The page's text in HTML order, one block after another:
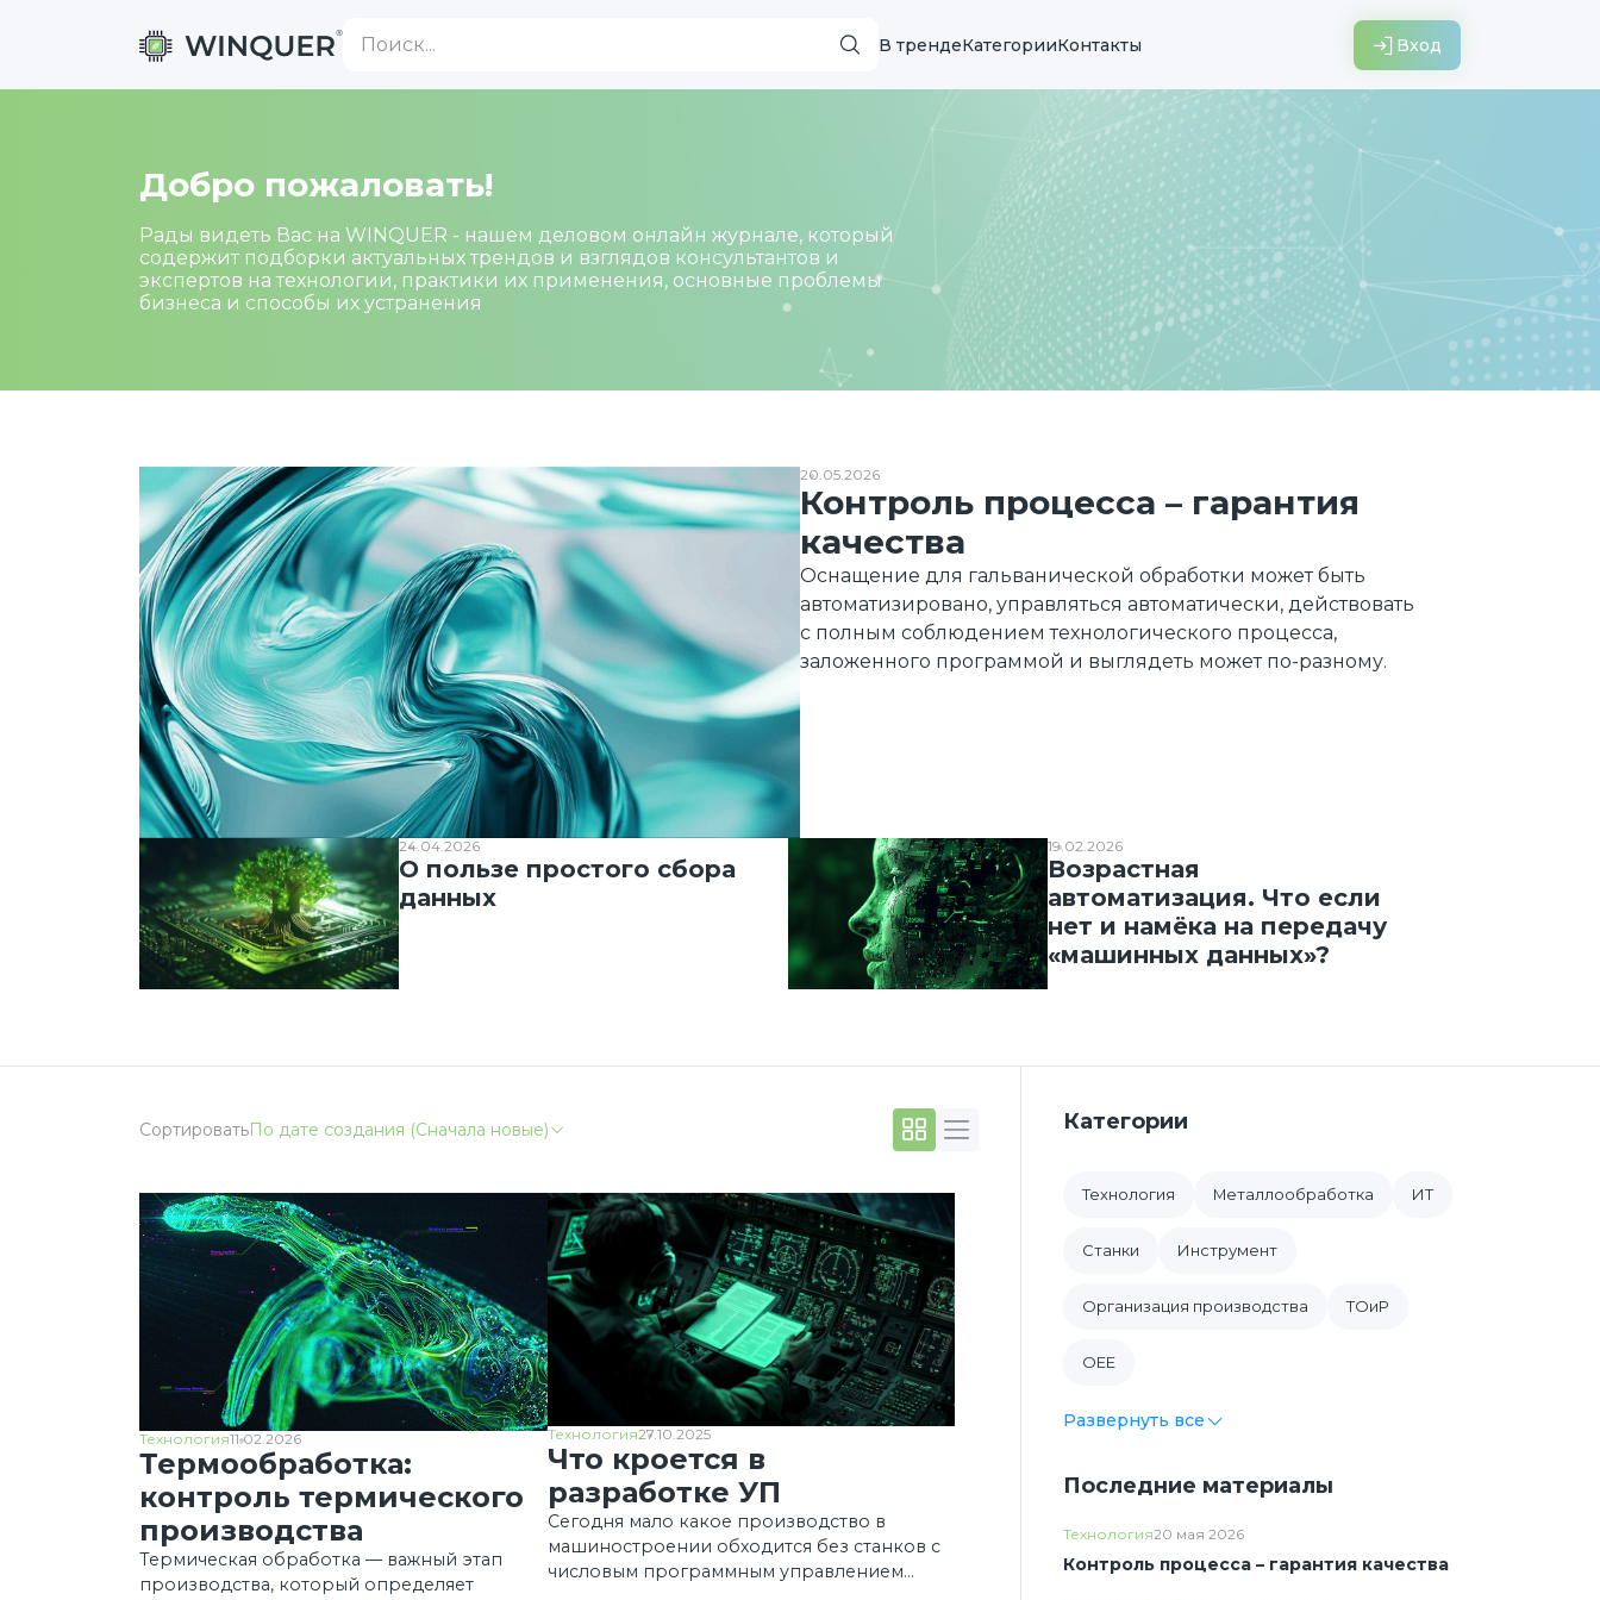
В трендеКатегорииКонтакты Вход
Добро пожаловать!
Рады видеть Вас на WINQUER - нашем деловом онлайн журнале, который
содержит подборки актуальных трендов и взглядов консультантов и
экспертов на технологии, практики их применения, основные проблемы
бизнеса и способы их устранения
20.05.2026
Контроль процесса – гарантия
качества
Оснащение для гальванической обработки может быть
автоматизировано, управляться автоматически, действовать
с полным соблюдением технологического процесса,
заложенного программой и выглядеть может по-разному.
24.04.2026
О пользе простого сбора
данных
19.02.2026
Возрастная
автоматизация. Что если
нет и намёка на передачу
«машинных данных»?
СортироватьПо дате создания (Сначала новые)
Технология11.02.2026
Термообработка:
контроль термического
производства
Термическая обработка — важный этап
производства, который определяет
Технология27.10.2025
Что кроется в
разработке УП
Сегодня мало какое производство в
машиностроении обходится без станков с
числовым программным управлением
Категории
Технология Металлообработка ИТ
Cтанки Инструмент
Организация производства ТОиР
OEE
Развернуть все
Последние материалы
Технология20 мая 2026
Контроль процесса – гарантия качества